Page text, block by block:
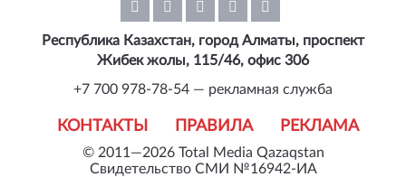
© 2011—2026 Total Media Qazaqstan
Свидетельство СМИ №16942-ИА
КОНТАКТЫ ПРАВИЛА РЕКЛАМА
Республика Казахстан, город Алматы, проспект
Жибек жолы, 115/46, офис 306
+7 700 978-78-54 — рекламная служба